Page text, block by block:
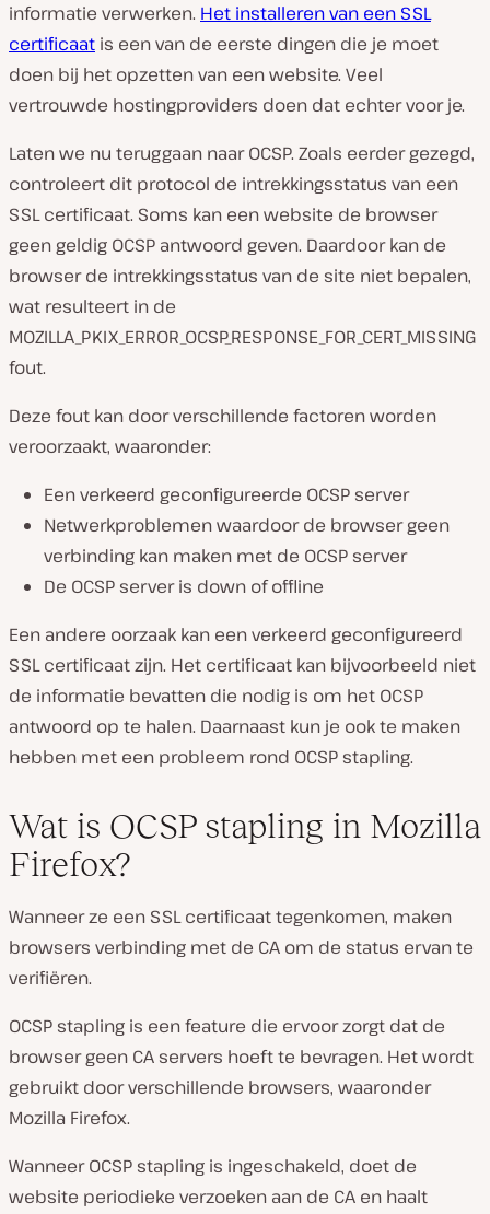
informatie verwerken. Het installeren van een SSL
certificaat is een van de eerste dingen die je moet
doen bij het opzetten van een website. Veel
vertrouwde hostingproviders doen dat echter voor je.
Laten we nu teruggaan naar OCSP. Zoals eerder gezegd,
controleert dit protocol de intrekkingsstatus van een
SSL certificaat. Soms kan een website de browser
geen geldig OCSP antwoord geven. Daardoor kan de
browser de intrekkingsstatus van de site niet bepalen,
wat resulteert in de
MOZILLA_PKIX_ERROR_OCSP_RESPONSE_FOR_CERT_MISSING
fout.
Deze fout kan door verschillende factoren worden
veroorzaakt, waaronder:
Een verkeerd geconfigureerde OCSP server
Netwerkproblemen waardoor de browser geen
verbinding kan maken met de OCSP server
De OCSP server is down of offline
Een andere oorzaak kan een verkeerd geconfigureerd
SSL certificaat zijn. Het certificaat kan bijvoorbeeld niet
de informatie bevatten die nodig is om het OCSP
antwoord op te halen. Daarnaast kun je ook te maken
hebben met een probleem rond OCSP stapling.
Wat is OCSP stapling in Mozilla
Firefox?
Wanneer ze een SSL certificaat tegenkomen, maken
browsers verbinding met de CA om de status ervan te
verifiëren.
OCSP stapling is een feature die ervoor zorgt dat de
browser geen CA servers hoeft te bevragen. Het wordt
gebruikt door verschillende browsers, waaronder
Mozilla Firefox.
Wanneer OCSP stapling is ingeschakeld, doet de
website periodieke verzoeken aan de CA en haalt